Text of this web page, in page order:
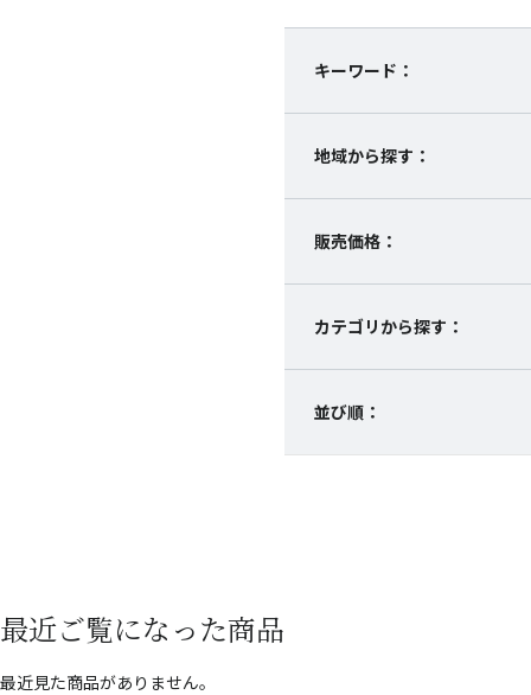
キーワード：
地域から探す：
販売価格：
カテゴリから探す：
並び順：
最近ご覧になった商品
最近見た商品がありません。